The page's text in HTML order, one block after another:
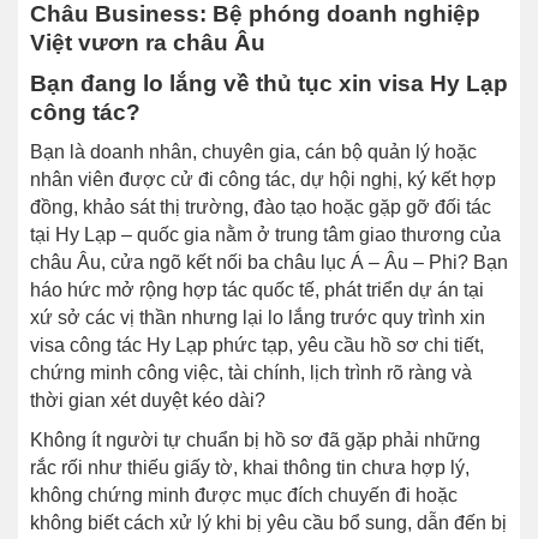
Châu Business: Bệ phóng doanh nghiệp
Việt vươn ra châu Âu
Bạn đang lo lắng về thủ tục xin visa Hy Lạp
công tác?
Bạn là doanh nhân, chuyên gia, cán bộ quản lý hoặc
nhân viên được cử đi công tác, dự hội nghị, ký kết hợp
đồng, khảo sát thị trường, đào tạo hoặc gặp gỡ đối tác
tại Hy Lạp – quốc gia nằm ở trung tâm giao thương của
châu Âu, cửa ngõ kết nối ba châu lục Á – Âu – Phi? Bạn
háo hức mở rộng hợp tác quốc tế, phát triển dự án tại
xứ sở các vị thần nhưng lại lo lắng trước quy trình xin
visa công tác Hy Lạp phức tạp, yêu cầu hồ sơ chi tiết,
chứng minh công việc, tài chính, lịch trình rõ ràng và
thời gian xét duyệt kéo dài?
Không ít người tự chuẩn bị hồ sơ đã gặp phải những
rắc rối như thiếu giấy tờ, khai thông tin chưa hợp lý,
không chứng minh được mục đích chuyến đi hoặc
không biết cách xử lý khi bị yêu cầu bổ sung, dẫn đến bị